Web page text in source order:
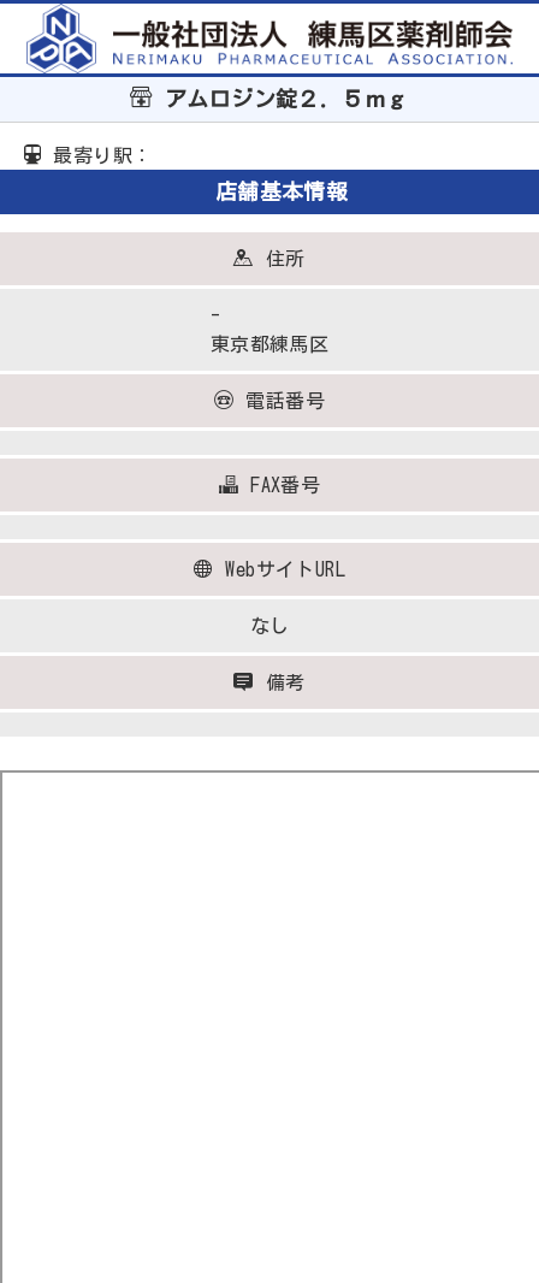
アムロジン錠２．５ｍｇ
最寄り駅：
店舗基本情報
住所
-
東京都練馬区
電話番号
FAX番号
WebサイトURL
なし
備考